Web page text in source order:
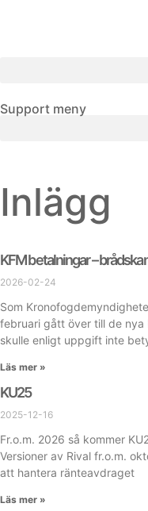
Support meny
Inlägg
KFM betalningar –
2026-02-24
Som
februari gått över till de
skulle enligt uppgift inte
Läs mer »
KU25
2025-12-16
Fr.o.m. 2026 så kommer
Versioner av Rival fr.o.m.
att hantera ränteavdraget
Läs mer »